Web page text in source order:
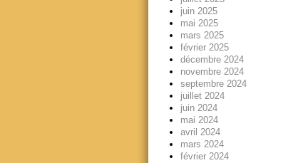
juin 2025
mai 2025
mars 2025
février 2025
décembre 2024
novembre 2024
septembre 2024
juillet 2024
juin 2024
mai 2024
avril 2024
mars 2024
février 2024